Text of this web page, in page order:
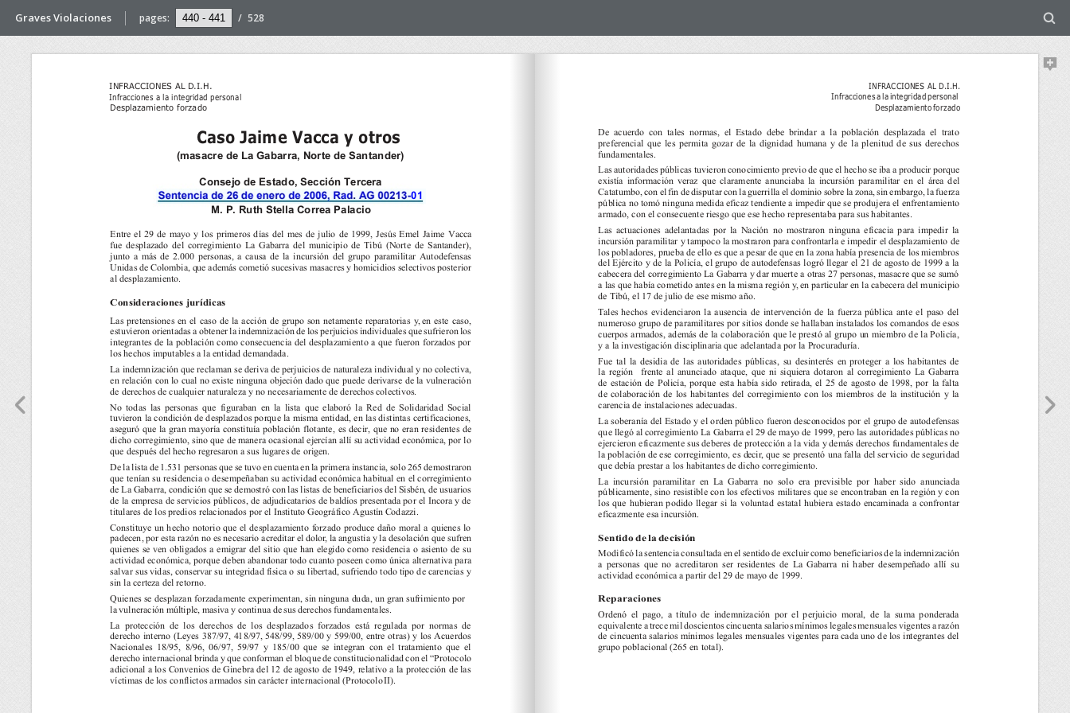
Graves Violaciones pages: / 528